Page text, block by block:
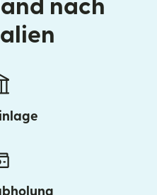
nach